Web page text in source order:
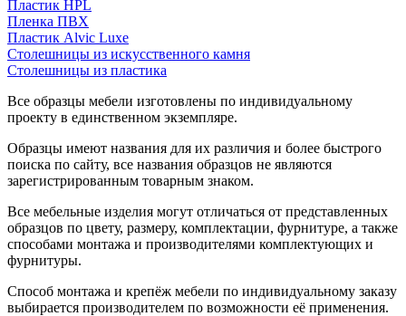
Пластик HPL
Пленка ПВХ
Пластик Alvic Luxe
Столешницы из искусственного камня
Столешницы из пластика
Все образцы мебели изготовлены по индивидуальному
проекту в единственном экземпляре.
Образцы имеют названия для их различия и более быстрого
поиска по сайту, все названия образцов не являются
зарегистрированным товарным знаком.
Все мебельные изделия могут отличаться от представленных
образцов по цвету, размеру, комплектации, фурнитуре, а также
способами монтажа и производителями комплектующих и
фурнитуры.
Способ монтажа и крепёж мебели по индивидуальному заказу
выбирается производителем по возможности её применения.